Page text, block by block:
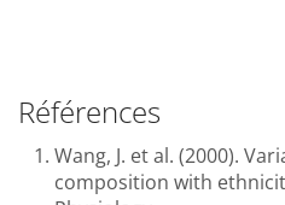
Références
Wang, J. et al. (2000).
composition with